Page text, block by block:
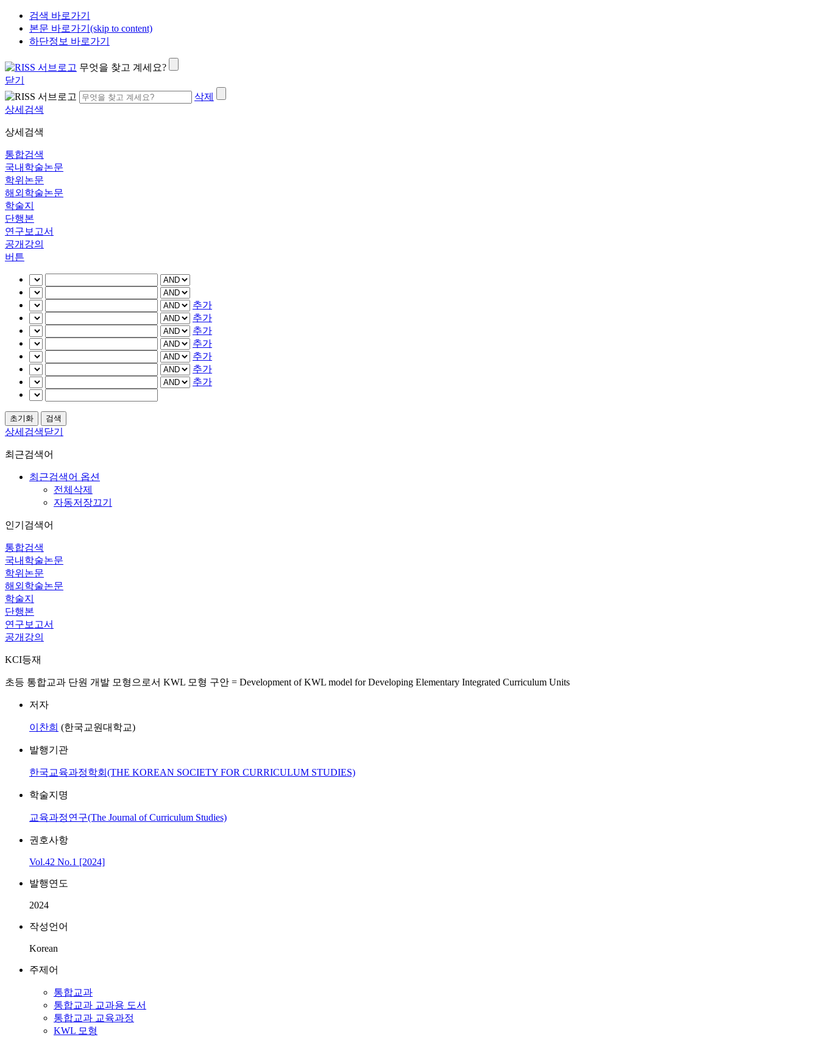
검색 바로가기
본문 바로가기(skip to content)
하단정보 바로가기
무엇을 찾고 계세요?
닫기
삭제
상세검색
상세검색
통합검색
국내학술논문
학위논문
해외학술논문
학술지
단행본
연구보고서
공개강의
버튼
추가
추가
추가
추가
추가
추가
추가
상세검색닫기
최근검색어
최근검색어 옵션
전체삭제
자동저장끄기
인기검색어
통합검색
국내학술논문
학위논문
해외학술논문
학술지
단행본
연구보고서
공개강의
KCI등재
초등 통합교과 단원 개발 모형으로서 KWL 모형 구안 = Development of KWL model for Developing Elementary Integrated Curriculum Units
저자
이찬희 (한국교원대학교)
발행기관
한국교육과정학회(THE KOREAN SOCIETY FOR CURRICULUM STUDIES)
학술지명
교육과정연구(The Journal of Curriculum Studies)
권호사항
Vol.42 No.1 [2024]
발행연도
2024
작성언어
Korean
주제어
통합교과
통합교과 교과용 도서
통합교과 교육과정
KWL 모형